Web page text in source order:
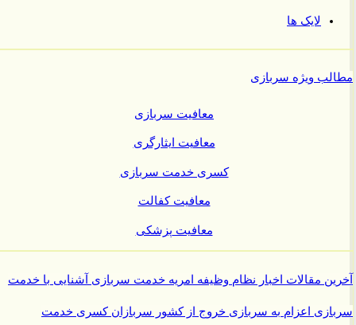
لایک ها
ویژه سربازی
معافیت سربازی
معافیت ایثارگری
کسری خدمت سربازی
معافیت کفالت
معافیت پزشکی
مقالاتاخبار نظام وظیفهامریهخدمت سربازیآشنایی با خدمت
اعزام به سربازیخروج از کشور سربازانکسری خدمت